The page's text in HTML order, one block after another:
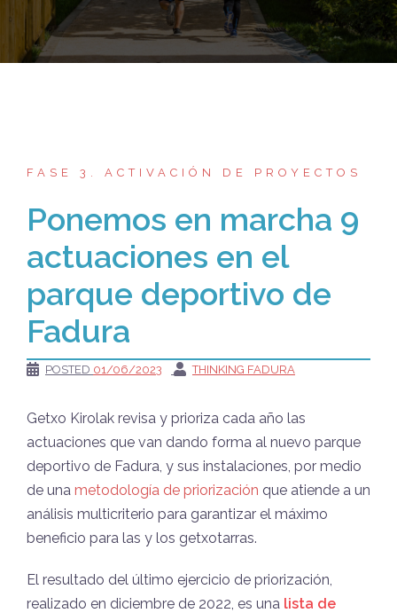
FASE 3. ACTIVACIÓN DE PROYECTOS
Ponemos en marcha 9
actuaciones en el
parque deportivo de
Fadura
POSTED 01/06/2023 THINKING FADURA
Getxo Kirolak revisa y prioriza cada año las
actuaciones que van dando forma al nuevo parque
deportivo de Fadura, y sus instalaciones, por medio
de una metodología de priorización que atiende a un
análisis multicriterio para garantizar el máximo
beneficio para las y los getxotarras.
El resultado del último ejercicio de priorización,
realizado en diciembre de 2022, es una lista de